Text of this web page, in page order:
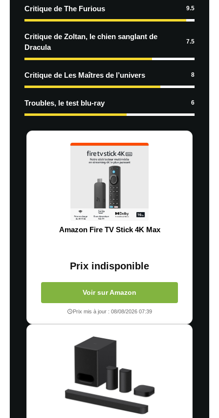
Critique de The Furious 9.5
Critique de Zoltan, le chien sanglant de
Dracula
7.5
Critique de Les Maîtres de l’univers 8
Troubles, le test blu-ray 6
Amazon Fire TV Stick 4K Max
Prix indisponible
Voir sur Amazon
Prix mis à jour : 08/08/2026 07:39